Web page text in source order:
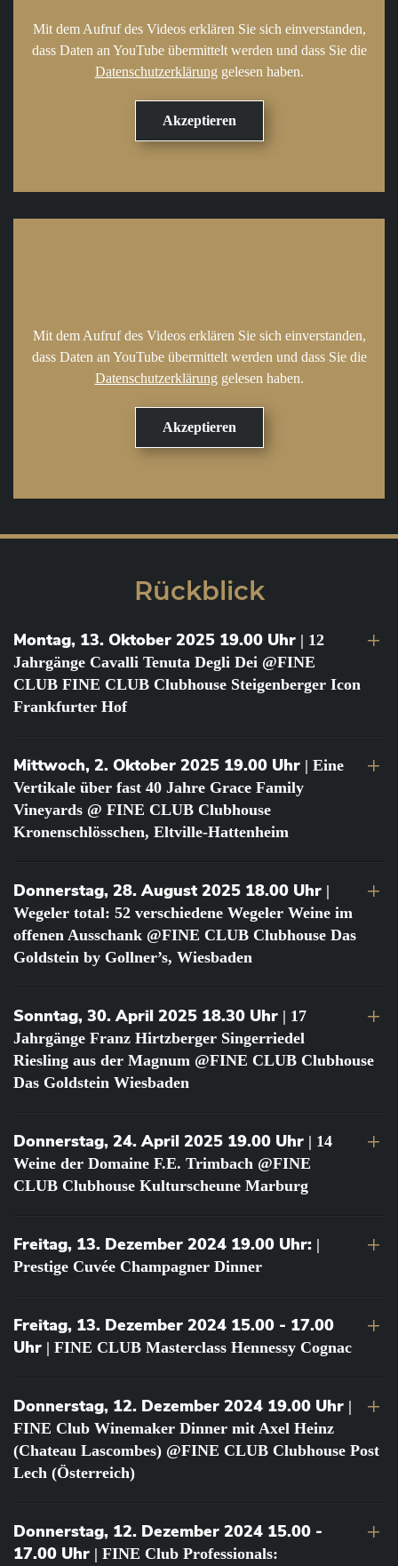
Mit dem Aufruf des Videos erklären Sie sich einverstanden,
dass Daten an YouTube übermittelt werden und dass Sie die
Datenschutzerklärung gelesen haben.
Mit dem Aufruf des Videos erklären Sie sich einverstanden,
dass Daten an YouTube übermittelt werden und dass Sie die
Datenschutzerklärung gelesen haben.
Rückblick
Montag, 13. Oktober 2025 19.00 Uhr | 12
Jahrgänge Cavalli Tenuta Degli Dei @FINE
CLUB FINE CLUB Clubhouse Steigenberger Icon
Frankfurter Hof
Mittwoch, 2. Oktober 2025 19.00 Uhr | Eine
Vertikale über fast 40 Jahre Grace Family
Vineyards @ FINE CLUB Clubhouse
Kronenschlösschen, Eltville-Hattenheim
Donnerstag, 28. August 2025 18.00 Uhr |
Wegeler total: 52 verschiedene Wegeler Weine im
offenen Ausschank @FINE CLUB Clubhouse Das
Goldstein by Gollner’s, Wiesbaden
Sonntag, 30. April 2025 18.30 Uhr | 17
Jahrgänge Franz Hirtzberger Singerriedel
Riesling aus der Magnum @FINE CLUB Clubhouse
Das Goldstein Wiesbaden
Donnerstag, 24. April 2025 19.00 Uhr | 14
Weine der Domaine F.E. Trimbach @FINE
CLUB Clubhouse Kulturscheune Marburg
Freitag, 13. Dezember 2024 19.00 Uhr: |
Prestige Cuvée Champagner Dinner
Freitag, 13. Dezember 2024 15.00 - 17.00
Uhr | FINE CLUB Masterclass Hennessy Cognac
Donnerstag, 12. Dezember 2024 19.00 Uhr |
FINE Club Winemaker Dinner mit Axel Heinz
(Chateau Lascombes) @FINE CLUB Clubhouse Post
Lech (Österreich)
Donnerstag, 12. Dezember 2024 15.00 -
17.00 Uhr | FINE Club Professionals: